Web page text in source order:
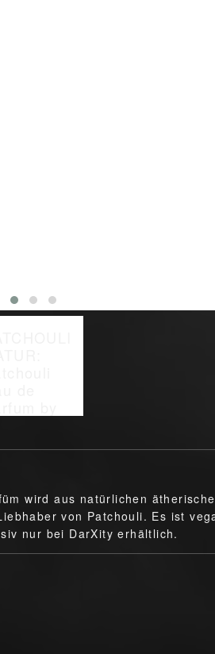
wird aus natürlichen
von Patchouli. Es ist
nur bei DarXity erhältlich.